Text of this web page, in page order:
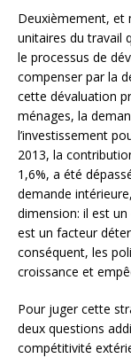
Deuxièmement, et
unitaires du travail
le processus de
compenser par la
cette dévaluation
ménages, la
l’investissement
2013, la
1,6%, a été
demande
dimension: il est
est un facteur
conséquent, les
croissance et
Pour juger cette
deux questions
compétitivité